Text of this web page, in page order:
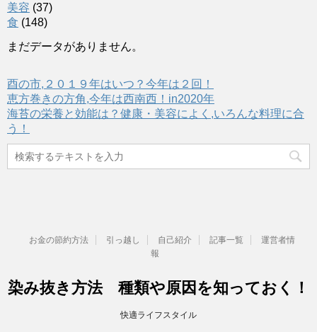
美容 (37)
食 (148)
まだデータがありません。
酉の市,２０１９年はいつ？今年は２回！
恵方巻きの方角,今年は西南西！in2020年
海苔の栄養と効能は？健康・美容によく,いろんな料理に合
う！
お金の節約方法 引っ越し 自己紹介 記事一覧
運営者情
報
染み抜き方法 種類や原因を知っておく！
快適ライフスタイル